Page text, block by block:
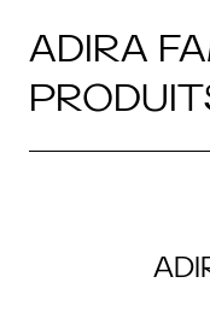
ADIRA